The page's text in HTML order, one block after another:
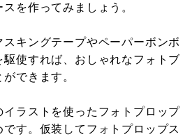
を作ってみましょう。
キングテープやペーパーボンボ
駆使すれば、おしゃれなフォトブ
できます。
ラストを使ったフォトプロップ
す。仮装してフォトプロップス